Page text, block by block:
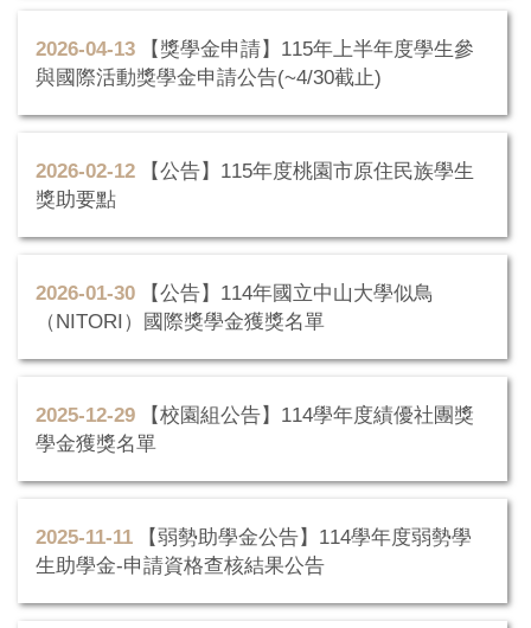
2026-04-13
【獎學金申請】115年上半年度學生參
與國際活動獎學金申請公告(~4/30截止)
2026-02-12
【公告】115年度桃園市原住民族學生
獎助要點
2026-01-30
【公告】114年國立中山大學似鳥
（NITORI）國際獎學金獲獎名單
2025-12-29
【校園組公告】114學年度績優社團獎
學金獲獎名單
2025-11-11
【弱勢助學金公告】114學年度弱勢學
生助學金-申請資格查核結果公告